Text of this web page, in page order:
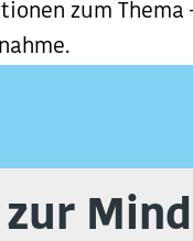
zum Thema